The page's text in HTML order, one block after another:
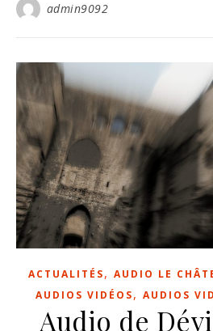
admin9092
ACTUALITÉS, AUDIO LE
AUDIOS VIDÉOS, AUDIOS
Audio de